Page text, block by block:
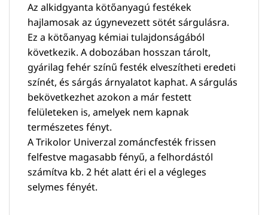
Az alkidgyanta kötőanyagú festékek
hajlamosak az úgynevezett sötét sárgulásra.
Ez a kötőanyag kémiai tulajdonságából
következik. A dobozában hosszan tárolt,
gyárilag fehér színű festék elveszítheti eredeti
színét, és sárgás árnyalatot kaphat. A sárgulás
bekövetkezhet azokon a már festett
felületeken is, amelyek nem kapnak
természetes fényt.
A Trikolor Univerzal zománcfesték frissen
felfestve magasabb fényű, a felhordástól
számítva kb. 2 hét alatt éri el a végleges
selymes fényét.